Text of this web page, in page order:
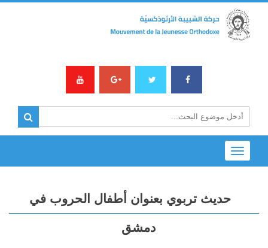
Toggle
navigation
حديث تربوي بعنوان أطفال الحروب في
دمشق